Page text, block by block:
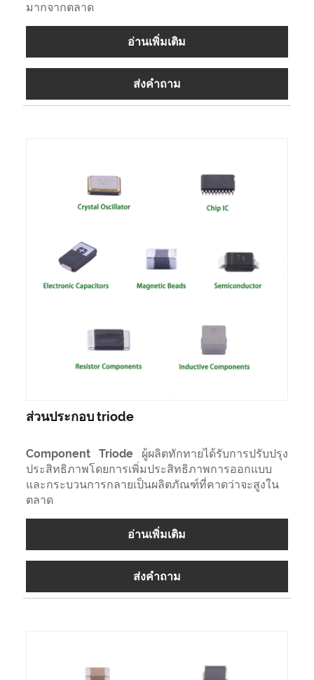
มากจากตลาด
อ่านเพิ่มเติม
ส่งคำถาม
ส่วนประกอบ triode
Component Triode ผู้ผลิตทักทายได้รับการปรับปรุง
ประสิทธิภาพโดยการเพิ่มประสิทธิภาพการออกแบบ
และกระบวนการกลายเป็นผลิตภัณฑ์ที่คาดว่าจะสูงใน
ตลาด
อ่านเพิ่มเติม
ส่งคำถาม